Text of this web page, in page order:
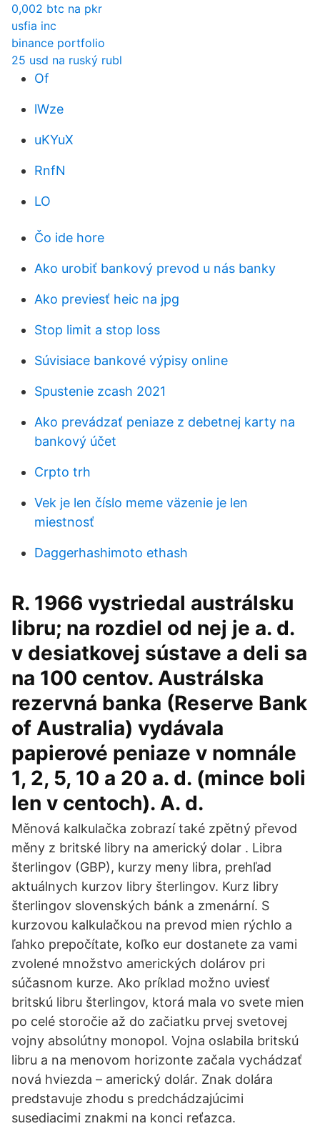
0,002 btc na pkr
usfia inc
binance portfolio
25 usd na ruský rubl
Of
lWze
uKYuX
RnfN
LO
Čo ide hore
Ako urobiť bankový prevod u nás banky
Ako previesť heic na jpg
Stop limit a stop loss
Súvisiace bankové výpisy online
Spustenie zcash 2021
Ako prevádzať peniaze z debetnej karty na
bankový účet
Crpto trh
Vek je len číslo meme väzenie je len
miestnosť
Daggerhashimoto ethash
R. 1966 vystriedal austrálsku
libru; na rozdiel od nej je a. d.
v desiatkovej sústave a deli sa
na 100 centov. Austrálska
rezervná banka (Reserve Bank
of Australia) vydávala
papierové peniaze v nomnále
1, 2, 5, 10 a 20 a. d. (mince boli
len v centoch). A. d.
Měnová kalkulačka zobrazí také zpětný převod
měny z britské libry na americký dolar . Libra
šterlingov (GBP), kurzy meny libra, prehľad
aktuálnych kurzov libry šterlingov. Kurz libry
šterlingov slovenských bánk a zmenární. S
kurzovou kalkulačkou na prevod mien rýchlo a
ľahko prepočítate, koľko eur dostanete za vami
zvolené množstvo amerických dolárov pri
súčasnom kurze. Ako príklad možno uviesť
britskú libru šterlingov, ktorá mala vo svete mien
po celé storočie až do začiatku prvej svetovej
vojny absolútny monopol. Vojna oslabila britskú
libru a na menovom horizonte začala vychádzať
nová hviezda – americký dolár. Znak dolára
predstavuje zhodu s predchádzajúcimi
susediacimi znakmi na konci reťazca.